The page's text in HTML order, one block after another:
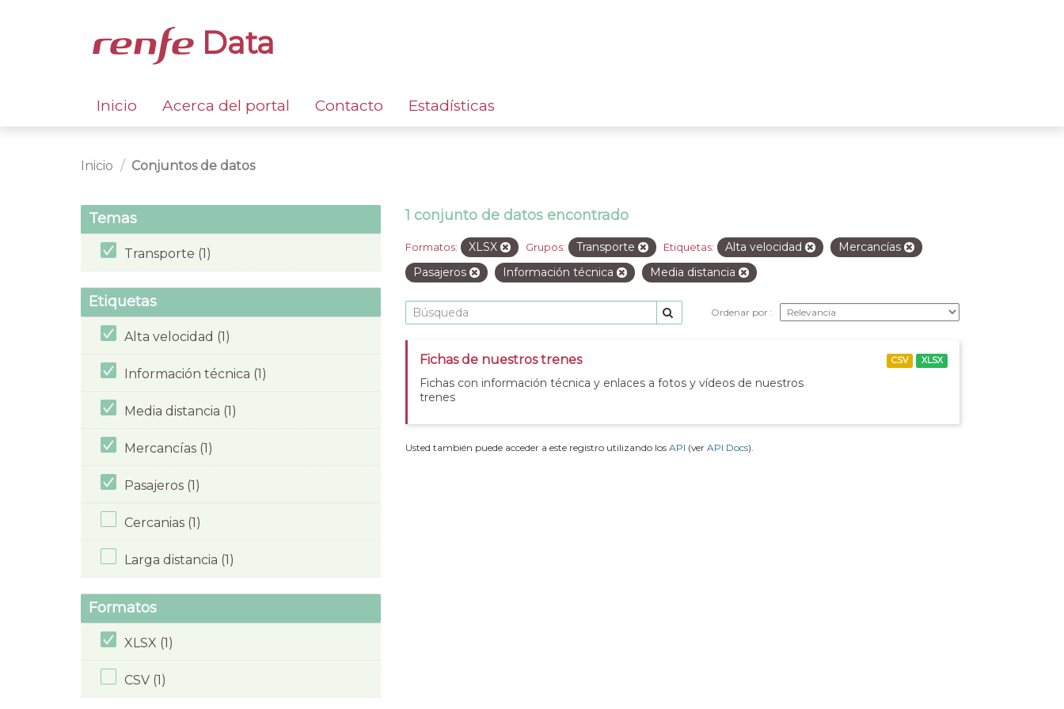
Data
Inicio Acerca del portal Contacto Estadísticas
Inicio Conjuntos de datos
Temas
Transporte (1)
Etiquetas
Alta velocidad (1)
Información técnica (1)
Media distancia (1)
Mercancías (1)
Pasajeros (1)
Cercanias (1)
Larga distancia (1)
Formatos
XLSX (1)
CSV (1)
1 conjunto de datos encontrado
Formatos: XLSX Grupos: Transporte Etiquetas: Alta velocidad
Mercancías
Pasajeros
Información técnica Media distancia
Ordenar por
Fichas de nuestros trenes
Fichas con información técnica y enlaces a fotos y vídeos de nuestros
trenes
CSV XLSX
Usted también puede acceder a este registro utilizando los API (ver API Docs).